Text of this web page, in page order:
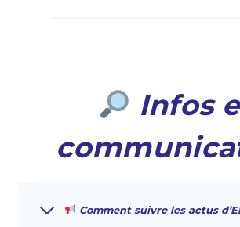
Infos
Comment suivre les actus d’El